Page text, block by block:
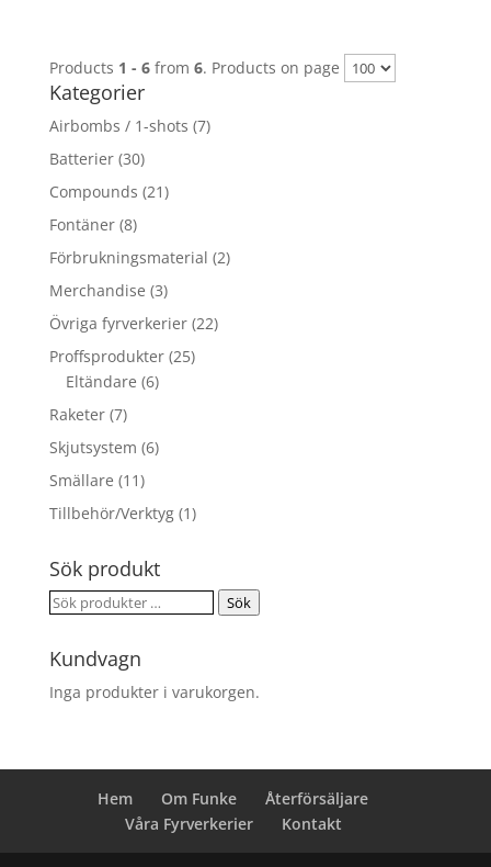
Products 1 - 6from 6. Products on page
Kategorier
Airbombs / 1-shots (7)
Batterier (30)
Compounds (21)
Fontäner (8)
Förbrukningsmaterial (2)
Merchandise (3)
Övriga fyrverkerier (22)
Proffsprodukter (25)
Eltändare (6)
Raketer (7)
Skjutsystem (6)
Smällare (11)
Tillbehör/Verktyg (1)
Sök produkt
Sök
Sök
Kundvagn
Inga produkter i varukorgen.
Hem Om Funke
Återförsäljare
Våra Fyrverkerier
Kontakt